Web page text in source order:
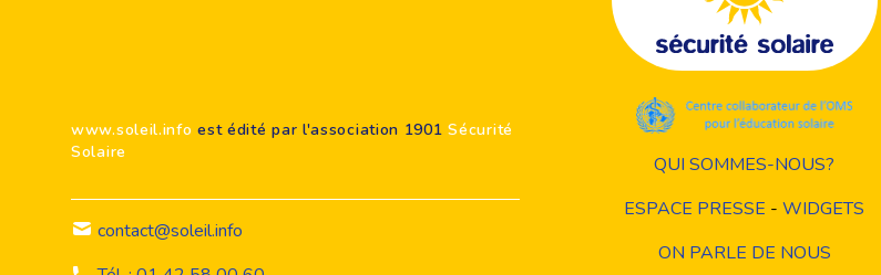
www.soleil.info est édité par l'association 1901Sécurité
Solaire
contact@soleil.info
QUI SOMMES-NOUS?
ESPACE PRESSE - WIDGETS
ON PARLE DE NOUS